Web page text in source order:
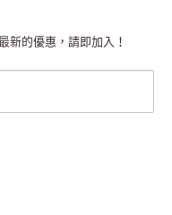
新的優惠，請即加入！